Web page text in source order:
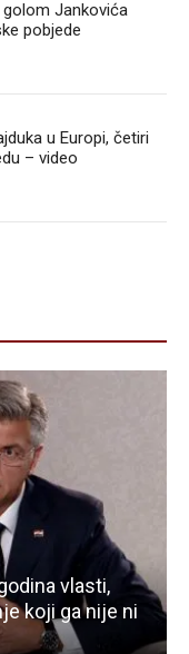
golom Jankovića
pobjede
u Europi, četiri
– video
vlasti,
koji ga nije ni